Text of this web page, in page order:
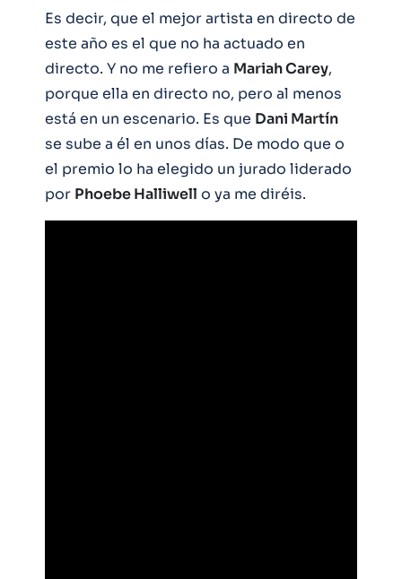
Es decir, que el mejor artista en directo de
este año es el que no ha actuado en
directo. Y no me refiero a Mariah Carey,
porque ella en directo no, pero al menos
está en un escenario. Es que Dani Martín
se sube a él en unos días. De modo que o
el premio lo ha elegido un jurado liderado
por Phoebe Halliwell o ya me diréis.